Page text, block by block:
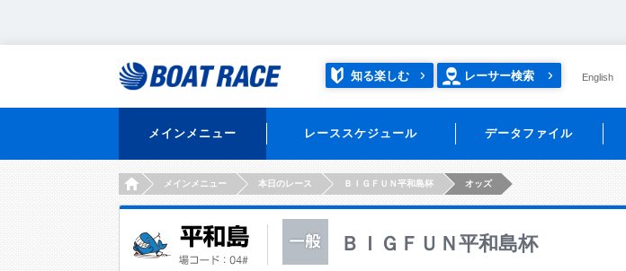
知る楽しむ レーサー検索 English
メインメニュー レーススケジュール データファイル
HOMEメインメニュー 本日のレース ＢＩＧＦＵＮ平和島杯 オッズ
ＢＩＧＦＵＮ平和島杯